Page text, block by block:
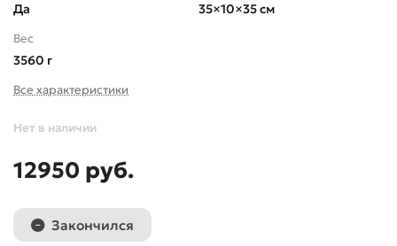
Да 35×10×35 см
Вес
3560 г
Все характеристики
Нет в наличии
12950 руб.
Закончился